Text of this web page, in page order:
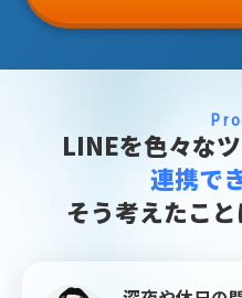
LINEを色々な
連携で
そう考えたこ